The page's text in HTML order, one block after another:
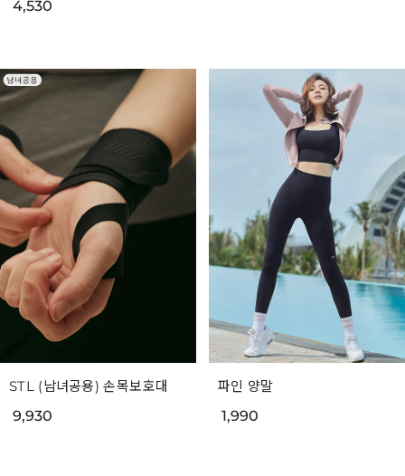
4,530
STL (남녀공용) 손목보호대
9,930
파인 양말
1,990